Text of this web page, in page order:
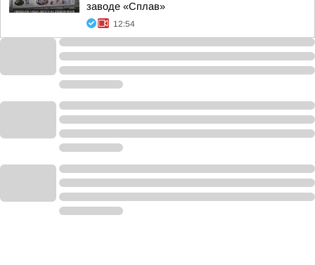
заводе «Сплав»
12:54